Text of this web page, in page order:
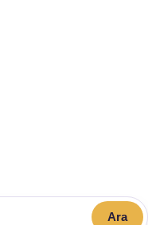
Ara